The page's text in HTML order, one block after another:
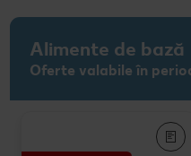
Alimente de bază
Oferte valabile în